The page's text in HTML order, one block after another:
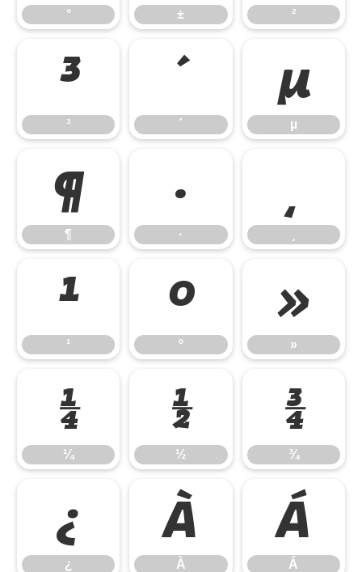
° ± ²
³
³
´
´
µ
µ
¶
¶
·
·
¸
¹
¹
º
º
»
»
¼
¼
½
½
¾
¾
¿
¿
À
À
Á
Á